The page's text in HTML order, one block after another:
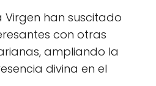
Virgen han suscitado
con otras
ampliando la
divina en el